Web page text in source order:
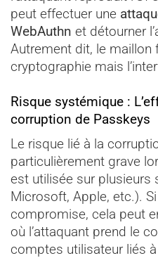
peut effectuer une
WebAuthn et détourner
Autrement dit, le maillon
cryptographie mais
Risque systémique :
corruption de Passkeys
Le risque lié à la
particulièrement grave
est utilisée sur plusieurs
Microsoft, Apple, etc.).
compromise, cela peut
où l’attaquant prend le
comptes utilisateur liés